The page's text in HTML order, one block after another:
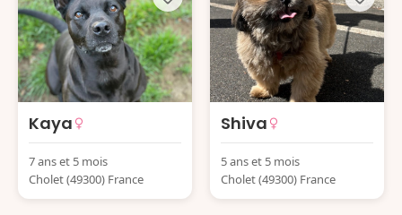
Kaya
7 ans et 5 mois
Cholet (49300) France
Shiva
5 ans et 5 mois
Cholet (49300) France